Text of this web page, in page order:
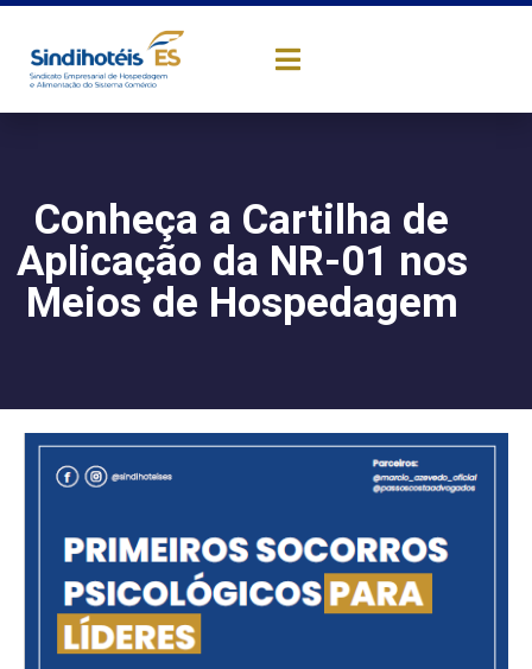
Conheça a Cartilha de
Aplicação da NR-01 nos
Meios de Hospedagem